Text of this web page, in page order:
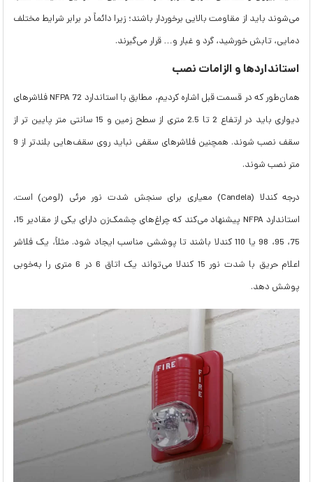
می‌شوند باید از مقاومت بالایی برخوردار باشند؛ زیرا دائماً در برابر شرایط مختلف
دمایی، تابش خورشید، گرد و غبار و… قرار می‌گیرند.
استانداردها و الزامات نصب
همان‌طور که در قسمت قبل اشاره کردیم، مطابق با استاندارد NFPA 72 فلاشرهای
دیواری باید در ارتفاع 2 تا 2.5 متری از سطح زمین و 15 سانتی متر پایین تر از
سقف نصب شوند. همچنین فلاشرهای سقفی نباید روی سقف‌هایی بلندتر از 9
متر نصب شوند.
درجه کندلا (Candela) معیاری برای سنجش شدت نور مرئی (لومن) است.
استاندارد NFPA پیشنهاد می‌کند که چراغ‌های چشمک‌زن دارای یکی از مقادیر 15،
75، 95، 98 یا 110 کندلا باشند تا پوششی مناسب ایجاد شود. مثلاً، یک فلاشر
اعلام حریق با شدت نور 15 کندلا می‌تواند یک اتاق 6 در 6 متری را به‌خوبی
پوشش دهد.